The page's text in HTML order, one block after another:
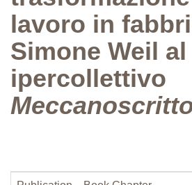
lavoro in
Simone Weil
ipercollettivo